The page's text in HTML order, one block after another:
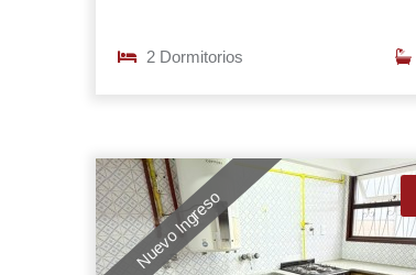
2 Dormitorios
Nuevo Ingreso